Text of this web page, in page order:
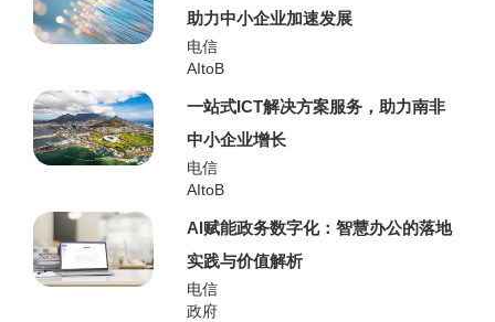
助力中小企业加速发展
电信
AItoB
一站式ICT解决方案服务，助力南非
中小企业增长
电信
AItoB
AI赋能政务数字化：智慧办公的落地
实践与价值解析
电信
政府